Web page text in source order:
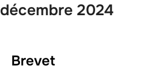
décembre 2024
Brevet